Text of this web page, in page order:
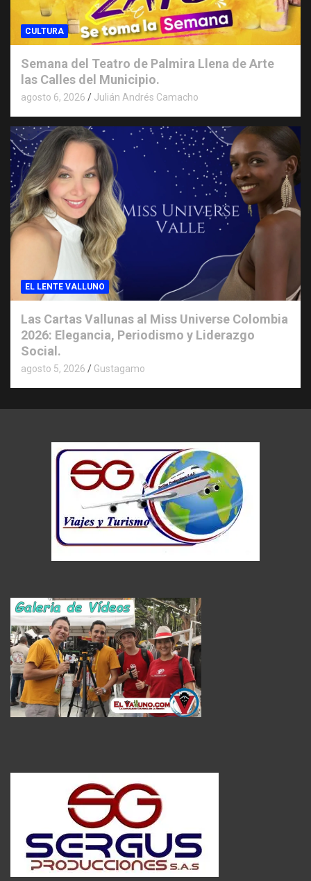
CULTURA
Semana del Teatro de Palmira Llena de Arte
las Calles del Municipio.
agosto 6, 2026 Julián Andrés Camacho
EL LENTE VALLUNO
Las Cartas Vallunas al Miss Universe Colombia
2026: Elegancia, Periodismo y Liderazgo
Social.
agosto 5, 2026 Gustagamo